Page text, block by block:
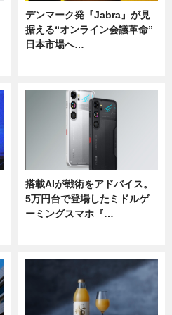
デンマーク発『Jabra』が見
据える“オンライン会議革命”
日本市場へ…
搭載AIが戦術をアドバイス。
5万円台で登場したミドルゲ
ーミングスマホ『…